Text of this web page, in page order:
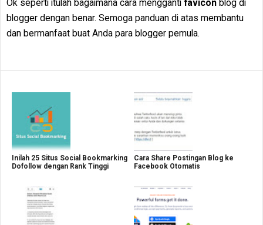
Ok seperti itulah bagaimana cara mengganti favicon blog di
blogger dengan benar. Semoga panduan di atas membantu
dan bermanfaat buat Anda para blogger pemula.
Inilah 25 Situs Social Bookmarking
Dofollow dengan Rank Tinggi
Cara Share Postingan Blog ke
Facebook Otomatis